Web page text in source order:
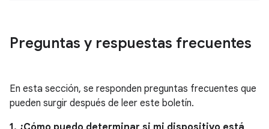
Preguntas y respuestas frecuentes
En esta sección, se responden preguntas frecuentes que
pueden surgir después de leer este boletín.